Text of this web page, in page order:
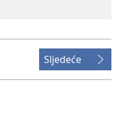
Sljedeće